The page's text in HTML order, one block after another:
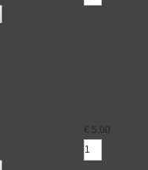
€ 5,00